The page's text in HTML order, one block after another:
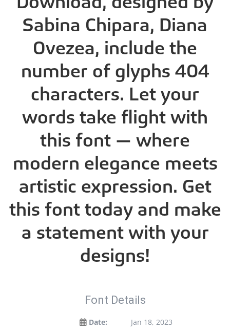
Sabina Chipara, Diana
Ovezea, include the
number of glyphs 404
characters. Let your
words take flight with
this font — where
modern elegance meets
artistic expression. Get
this font today and make
a statement with your
designs!
Font Details
Date:
Jan 18, 2023